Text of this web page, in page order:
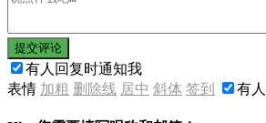
提交评论
有人回复时通知我
表情 加粗 删除线 居中 斜体 签到 有